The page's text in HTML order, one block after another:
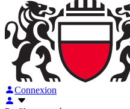
Connexion